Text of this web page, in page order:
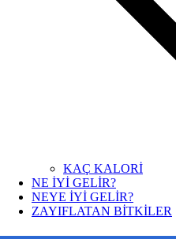
KAÇ KALORİ
NE İYİ GELİR?
NEYE İYİ GELİR?
ZAYIFLATAN BİTKİLER